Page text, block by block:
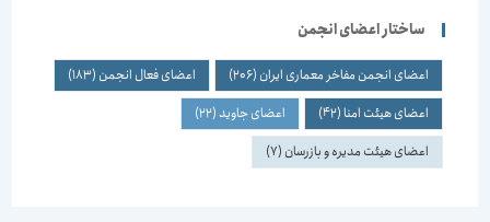
ساختار اعضای انجمن
اعضای انجمن مفاخر معماری ایران(206) اعضای فعال انجمن(183)
اعضای هیئت امنا (42) اعضای جاوید(22)
اعضای هیئت مدیره و بازرسان(7)